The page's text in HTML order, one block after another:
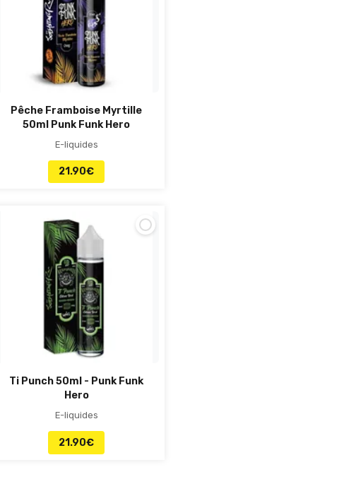
Pêche Framboise Myrtille
50ml Punk Funk Hero
E-liquides
21.90€
Ti Punch 50ml - Punk Funk
Hero
E-liquides
21.90€